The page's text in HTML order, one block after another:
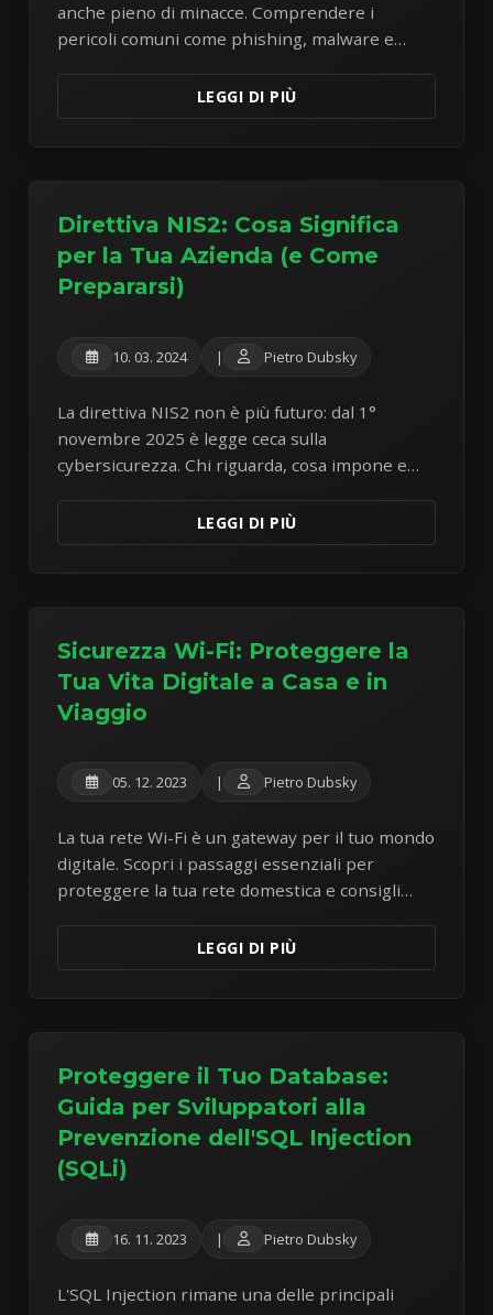
anche pieno di minacce. Comprendere i
pericoli comuni come phishing, malware e
LEGGI DI PIÙ
Direttiva NIS2: Cosa Significa
per la Tua Azienda (e Come
Prepararsi)
10. 03. 2024 | Pietro Dubsky
La direttiva NIS2 non è più futuro: dal 1°
novembre 2025 è legge ceca sulla
cybersicurezza. Chi riguarda, cosa impone e
LEGGI DI PIÙ
Sicurezza Wi-Fi: Proteggere la
Tua Vita Digitale a Casa e in
Viaggio
05. 12. 2023 | Pietro Dubsky
La tua rete Wi-Fi è un gateway per il tuo mondo
digitale. Scopri i passaggi essenziali per
proteggere la tua rete domestica e consigli
LEGGI DI PIÙ
Proteggere il Tuo Database:
Guida per Sviluppatori alla
Prevenzione dell'SQL Injection
(SQLi)
16. 11. 2023 | Pietro Dubsky
L'SQL Injection rimane una delle principali